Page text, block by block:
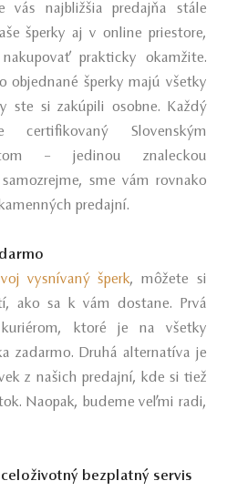
vás najbližšia predajňa stále
šperky aj v online priestore,
prakticky okamžite.
objednané šperky majú všetky
ste si zakúpili osobne. Každý
Slovenským
– jedinou znaleckou
sme vám rovnako
predajní.
vysnívaný šperk, môžete si
ako sa k vám dostane. Prvá
ktoré je na všetky
zadarmo. Druhá alternatíva je
z našich predajní, kde si tiež
Naopak, budeme veľmi radi,
bezplatný servis